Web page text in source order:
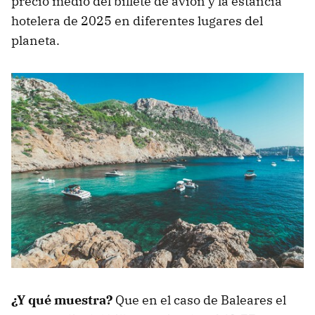
hotelera de 2025 en diferentes lugares del
planeta.
¿Y qué muestra? Que en el caso de Baleares el